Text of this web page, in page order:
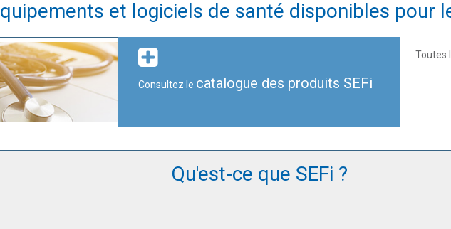
et logiciels de santé disponibles pour
Consultez le catalogue des produits SEFi
Toutes
Qu'est-ce que SEFi ?